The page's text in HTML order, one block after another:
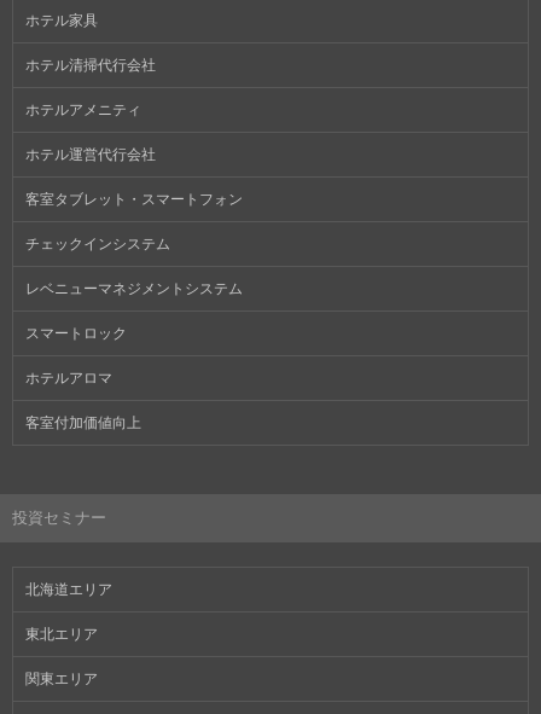
ホテル家具
ホテル清掃代行会社
ホテルアメニティ
ホテル運営代行会社
客室タブレット・スマートフォン
チェックインシステム
レベニューマネジメントシステム
スマートロック
ホテルアロマ
客室付加価値向上
投資セミナー
北海道エリア
東北エリア
関東エリア